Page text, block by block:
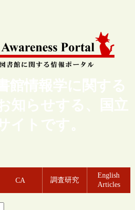
館情報学に関する
知らせする、国立
イトです。
CA 調査研究
English
Articles